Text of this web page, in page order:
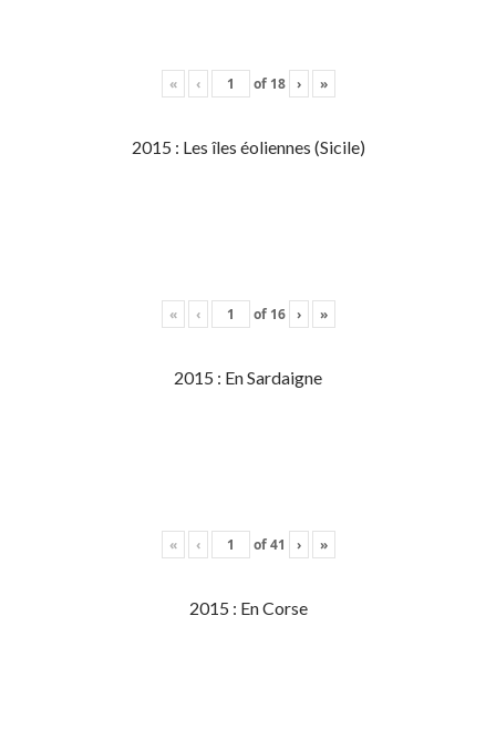
« ‹ of 18 › »
2015 : Les îles éoliennes (Sicile)
« ‹ of 16 › »
2015 : En Sardaigne
« ‹ of41 › »
2015 : En Corse